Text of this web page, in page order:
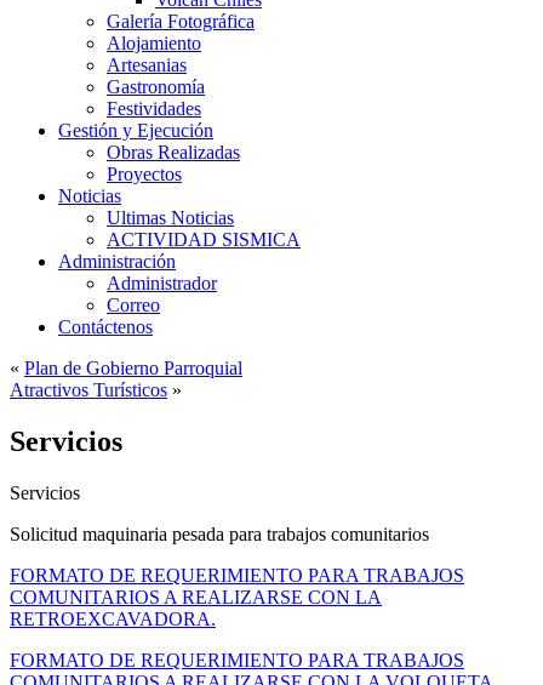
Galería Fotográfica
Alojamiento
Artesanias
Gastronomía
Festividades
Gestión y Ejecución
Obras Realizadas
Proyectos
Noticias
Ultimas Noticias
ACTIVIDAD SISMICA
Administración
Administrador
Correo
Contáctenos
« Plan de Gobierno Parroquial
Atractivos Turísticos »
Servicios
Servicios
Solicitud maquinaria pesada para trabajos comunitarios
FORMATO DE REQUERIMIENTO PARA TRABAJOS
COMUNITARIOS A REALIZARSE CON LA
RETROEXCAVADORA.
FORMATO DE REQUERIMIENTO PARA TRABAJOS